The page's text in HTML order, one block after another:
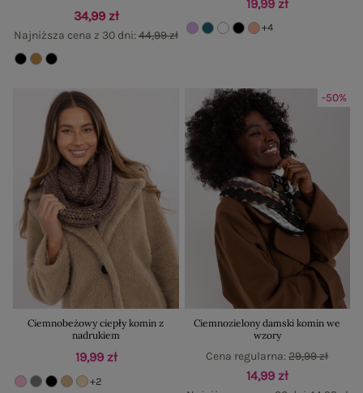
34,99 zł
Najniższa cena z 30 dni:44,99 zł
19,99 zł
+4
Ciemnobeżowy ciepły komin z
nadrukiem
19,99 zł
+2
-50%
Ciemnozielony damski komin we
wzory
14,99 zł
Cena regularna:29,99 zł